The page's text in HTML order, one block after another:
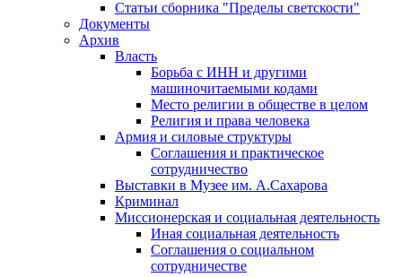
Статьи сборника "Пределы светскости"
Документы
Архив
Власть
Борьба с ИНН и другими
машиночитаемыми кодами
Место религии в обществе в целом
Религия и права человека
Армия и силовые структуры
Соглашения и практическое
сотрудничество
Выставки в Музее им. А.Сахарова
Криминал
Миссионерская и социальная деятельность
Иная социальная деятельность
Соглашения о социальном
сотрудничестве